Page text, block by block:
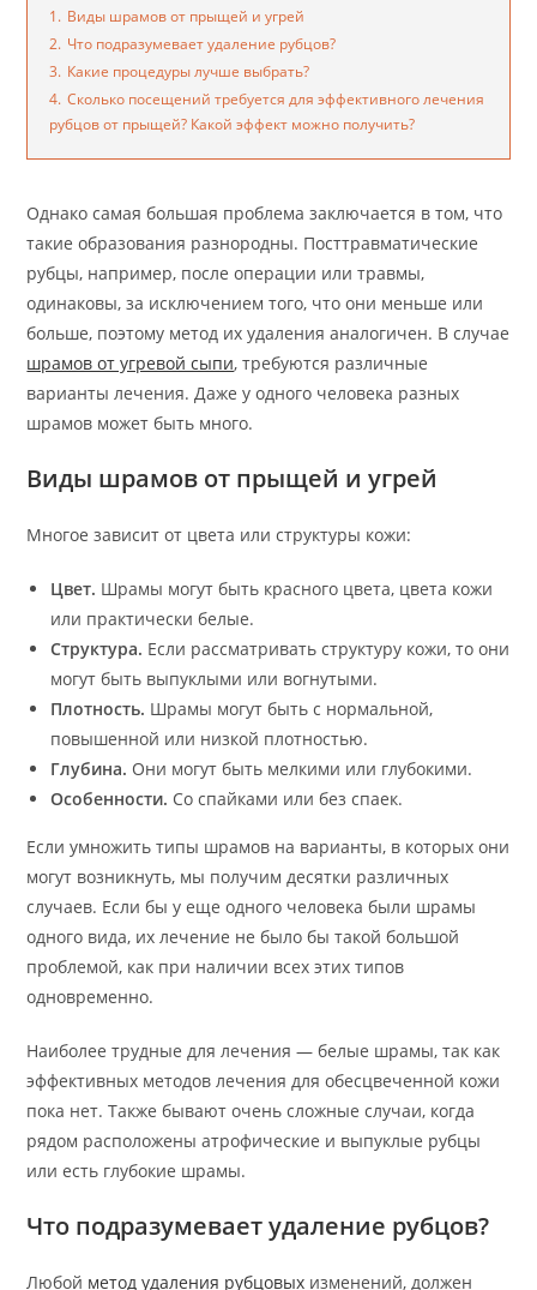
1. Виды шрамов от прыщей и угрей
2. Что подразумевает удаление рубцов?
3. Какие процедуры лучше выбрать?
4. Сколько посещений требуется для эффективного лечения
рубцов от прыщей? Какой эффект можно получить?
Однако самая большая проблема заключается в том, что
такие образования разнородны. Посттравматические
рубцы, например, после операции или травмы,
одинаковы, за исключением того, что они меньше или
больше, поэтому метод их удаления аналогичен. В случае
шрамов от угревой сыпи, требуются различные
варианты лечения. Даже у одного человека разных
шрамов может быть много.
Виды шрамов от прыщей и угрей
Многое зависит от цвета или структуры кожи:
Цвет. Шрамы могут быть красного цвета, цвета кожи
или практически белые.
Структура. Если рассматривать структуру кожи, то они
могут быть выпуклыми или вогнутыми.
Плотность. Шрамы могут быть с нормальной,
повышенной или низкой плотностью.
Глубина. Они могут быть мелкими или глубокими.
Особенности. Со спайками или без спаек.
Если умножить типы шрамов на варианты, в которых они
могут возникнуть, мы получим десятки различных
случаев. Если бы у еще одного человека были шрамы
одного вида, их лечение не было бы такой большой
проблемой, как при наличии всех этих типов
одновременно.
Наиболее трудные для лечения — белые шрамы, так как
эффективных методов лечения для обесцвеченной кожи
пока нет. Также бывают очень сложные случаи, когда
рядом расположены атрофические и выпуклые рубцы
или есть глубокие шрамы.
Что подразумевает удаление рубцов?
Любой метод удаления рубцовых изменений, должен